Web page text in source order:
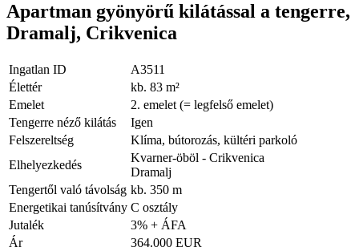
Apartman gyönyörű kilátással a tengerre,
Dramalj, Crikvenica
Ingatlan ID
A3511
Élettér
kb. 83 m²
Emelet
2. emelet (= legfelső emelet)
Tengerre néző kilátás
Igen
Felszereltség
Klíma, bútorozás, kültéri parkoló
Elhelyezkedés
Kvarner-öböl - Crikvenica
Dramalj
Tengertől való távolság kb. 350 m
Energetikai tanúsítvány C osztály
Jutalék
3% + ÁFA
Ár
364.000 EUR